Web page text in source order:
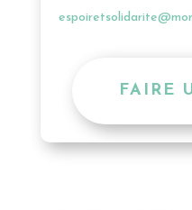
FAIRE